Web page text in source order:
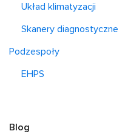
Układ klimatyzacji
Skanery diagnostyczne
Podzespoły
EHPS
Blog